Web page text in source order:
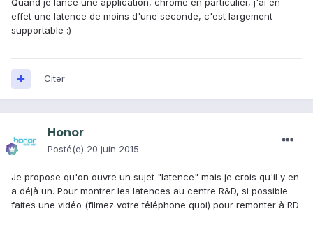
Quand je lance une application, chrome en particulier, j'ai en
effet une latence de moins d'une seconde, c'est largement
supportable :)
Citer
Honor
Posté(e) 20 juin 2015
Je propose qu'on ouvre un sujet "latence" mais je crois qu'il y en
a déjà un. Pour montrer les latences au centre R&D, si possible
faites une vidéo (filmez votre téléphone quoi) pour remonter à RD